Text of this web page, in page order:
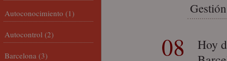
08
Hoy
Autoconocimiento (1)
Autocontrol (2)
Barcelona (3)